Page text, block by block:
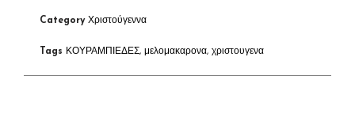
Category Χριστούγεννα
Tags ΚΟΥΡΑΜΠΙΕΔΕΣ, μελομακαρονα, χριστουγενα